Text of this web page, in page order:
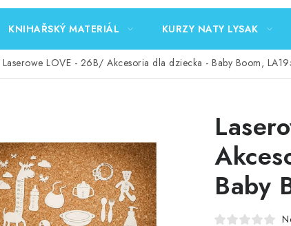
KNIHAŘSKÝ MATERIÁL KURZY NATY LYSAK
Laserowe LOVE - 26B/ Akcesoria dla dziecka - Baby Boom,
Baby